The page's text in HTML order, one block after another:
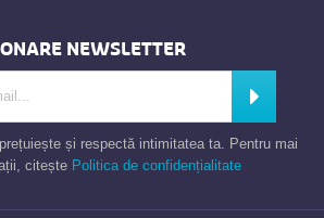
NEWSLETTER
și respectă intimitatea ta. Pentru mai
citește Politica de confidențialitate